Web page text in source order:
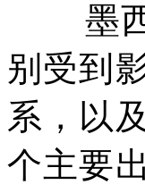
墨
别受到
系，以
个主要